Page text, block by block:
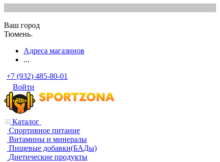
Ваш город
Тюмень
Адреса магазинов
...
+7 (932) 485-80-01
Войти
Каталог
Спортивное питание
Витамины и минералы
Пищевые добавки(БАДы)
Диетические продукты